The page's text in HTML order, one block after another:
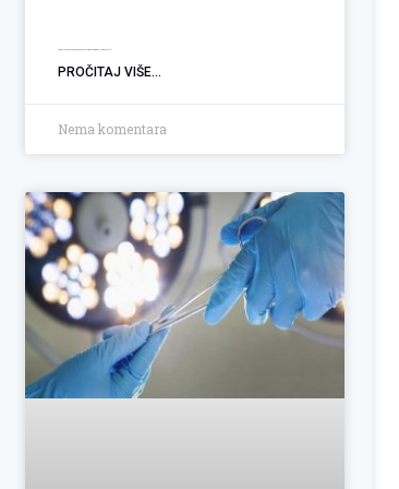
PROČITAJ VIŠE...
Nema komentara